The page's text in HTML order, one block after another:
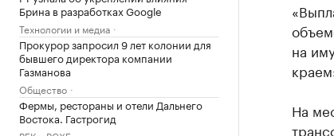
Брина в разработках Google
Технологии и медиа
Прокурор запросил 9 лет колонии для
бывшего директора компании
Газманова
Общество
Фермы, рестораны и отели Дальнего
Востока. Гастрогид
на
На